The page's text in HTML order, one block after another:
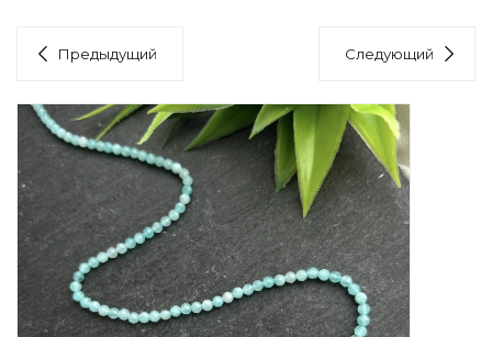
Предыдущий Следующий